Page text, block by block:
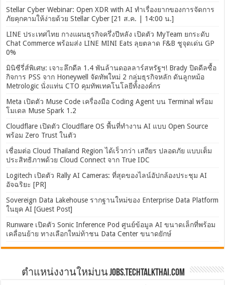
Stellar Cyber Webinar: Open XDR with AI ทำเรื่องยากของการจัดการ
ภัยคุกคามให้ง่ายด้วย Stellar Cyber [21 ส.ค. | 14:00 น.]
LINE ประเทศไทย กางแผนธุรกิจครึ่งปีหลัง เปิดตัว MyTeam ยกระดับ
Chat Commerce พร้อมส่ง LINE MINI Eats ลุยตลาด F&B ชูจุดเด่น GP
0%
มินิซีรี่ส์พิเศษ: เจาะลึกดีล 1.4 พันล้านดอลลาร์สหรัฐฯ! Brady ปิดดีลซื้อ
กิจการ PSS จาก Honeywell จัดทัพใหม่ 2 กลุ่มธุรกิจหลัก ดันลูกหม้อ
Metrologic นั่งแท่น CTO คุมทัพเทคโนโลยีทั้งองค์กร
Meta เปิดตัว Muse Code เครื่องมือ Coding Agent บน Terminal พร้อม
โมเดล Muse Spark 1.2
Cloudflare เปิดตัว Cloudflare OS พื้นที่ทำงาน AI แบบ Open Source
พร้อม Zero Trust ในตัว
เชื่อมต่อ Cloud Thailand Region ได้เร็วกว่า เสถียร ปลอดภัย แบบเต็ม
ประสิทธิภาพด้วย Cloud Connect จาก True IDC
Logitech เปิดตัว Rally AI Cameras: ที่สุดของไลน์อัปกล้องประชุม AI
อัจฉริยะ [PR]
Sovereign Data Lakehouse รากฐานใหม่ของ Enterprise Data Platform
ในยุค AI [Guest Post]
Runware เปิดตัว Sonic Inference Pod ศูนย์ข้อมูล AI ขนาดเล็กที่พร้อม
เคลื่อนย้าย ทางเลือกใหม่ท้าชน Data Center ขนาดยักษ์
ตำแหน่งงานใหม่บน Jobs.TechTalkThai.com